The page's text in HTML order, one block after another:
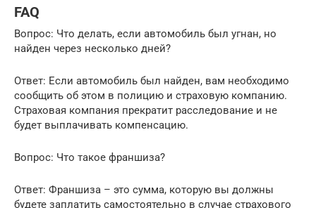
FAQ
Вопрос: Что делать, если автомобиль был угнан, но
найден через несколько дней?
Ответ: Если автомобиль был найден, вам необходимо
сообщить об этом в полицию и страховую компанию.
Страховая компания прекратит расследование и не
будет выплачивать компенсацию.
Вопрос: Что такое франшиза?
Ответ: Франшиза – это сумма, которую вы должны
будете заплатить самостоятельно в случае страхового